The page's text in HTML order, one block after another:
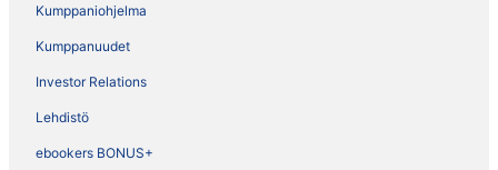
Kumppaniohjelma
Kumppanuudet
Investor Relations
Lehdistö
ebookers BONUS+